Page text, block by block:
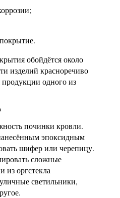
обойдётся около
изделий красноречиво
одного из
починки кровли.
эпоксидным
шифер или черепицу.
сложные
из оргстекла
светильники,